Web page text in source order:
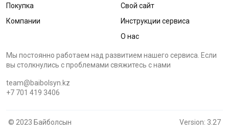
Покупка
Компании
Свой сайт
Инструкции сервиса
О нас
Мы постоянно работаем над развитием нашего сервиса. Если
вы столкнулись с проблемами cвяжитесь с нами
team@baibolsyn.kz
+7 701 419 3406
© 2023 Байболсын Version: 3.27